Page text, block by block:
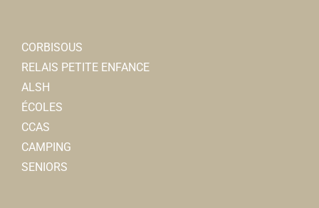
CORBISOUS
RELAIS PETITE ENFANCE
ALSH
ÉCOLES
CCAS
CAMPING
SENIORS